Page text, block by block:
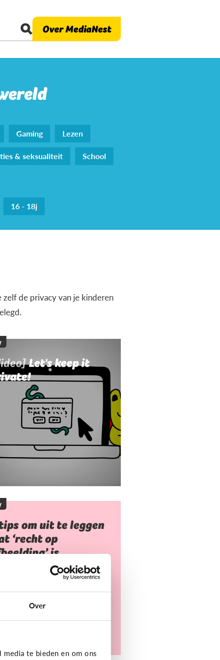
Over
te bieden en om ons
Over MediaNest
Gaming
Lezen
& seksualiteit
School
16 - 18j
de privacy van je kinderen
Let's keep it
om uit te leggen
‘recht op
is
mag niet zomaar foto's van
nemen of gebruiken.
heb je toestemming
Dat heet ‘recht op